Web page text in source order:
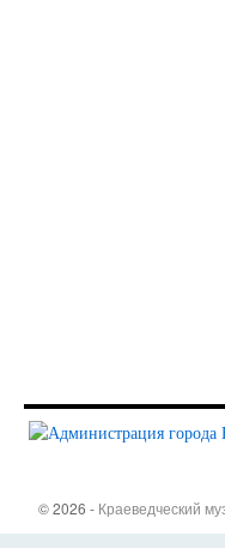
© 2026 - Краеведческий